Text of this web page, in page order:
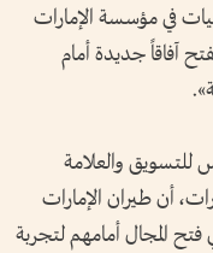
في مؤسسة الإمارات
آفاقاً جديدة أمام
للتسويق والعلامة
أن طيران الإمارات
المجال أمامهم لتجربة